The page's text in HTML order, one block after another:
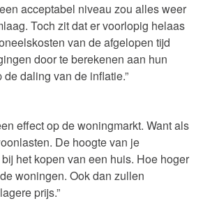
acceptabel niveau zou alles weer
Toch zit dat er voorlopig helaas
van de afgelopen tijd
door te berekenen aan hun
daling van de inflatie.”
effect op de woningmarkt. Want als
De hoogte van je
het kopen van een huis. Hoe hoger
woningen. Ook dan zullen
prijs.”